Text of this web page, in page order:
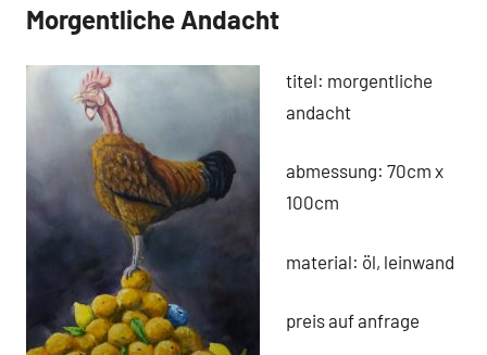
Malerei /
Morgentliche Andacht
titel: morgentliche
andacht
abmessung: 70cm x
100cm
material: öl, leinwand
preis auf anfrage